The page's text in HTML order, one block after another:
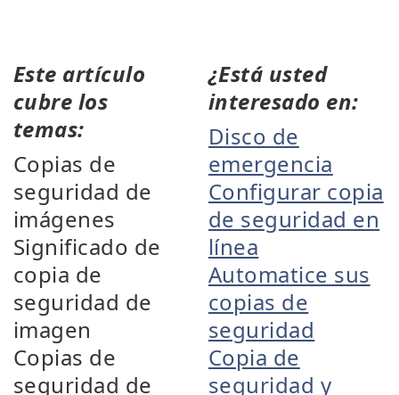
Este artículo
cubre los
temas:
Copias de
seguridad de
imágenes
Significado de
copia de
seguridad de
imagen
Copias de
seguridad de
¿Está usted
interesado en:
Disco de
emergencia
Configurar copia
de seguridad en
línea
Automatice sus
copias de
seguridad
Copia de
seguridad y